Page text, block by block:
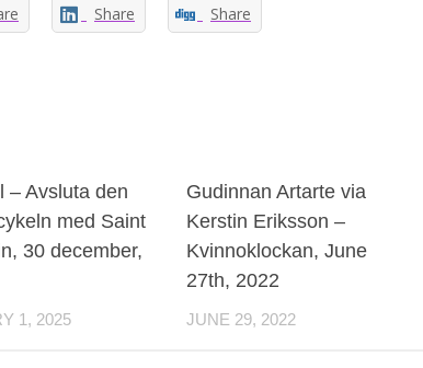
Share Share
– Avsluta den
med Saint
30 december,
1, 2025
Gudinnan Artarte via
Kerstin Eriksson –
Kvinnoklockan, June
27th, 2022
JUNE 29, 2022